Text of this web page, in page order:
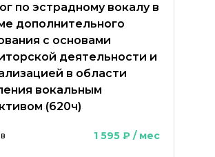
по эстрадному вокалу в
дополнительного
с основами
деятельности и
в области
вокальным
(620ч)
1 595 ₽ / мес